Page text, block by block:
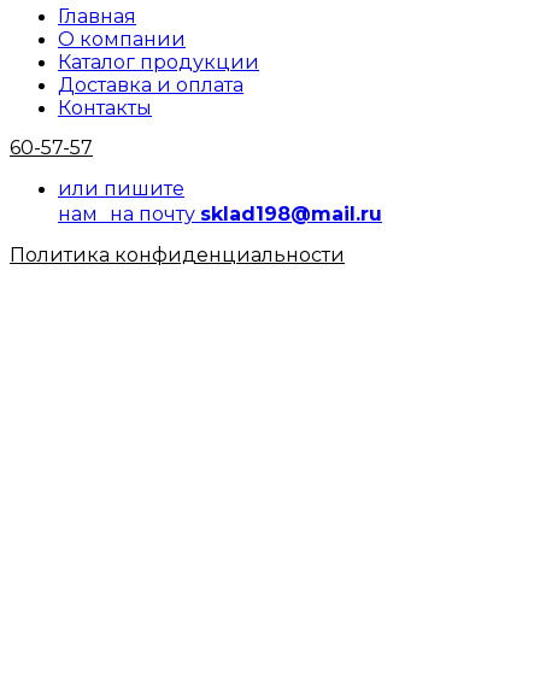
Главная
О компании
Каталог продукции
Доставка и оплата
Контакты
60-57-57
или пишите
нам на почту sklad198@mail.ru
Политика конфиденциальности